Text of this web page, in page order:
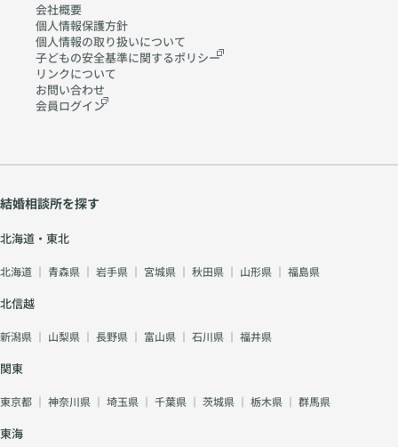
会社概要
個人情報保護方針
個人情報の取り扱いについて
子どもの安全基準に関するポリシー
リンクについて
お問い合わせ
会員ログイン
結婚相談所を探す
北海道・東北
北海道 ｜ 青森県 ｜ 岩手県 ｜ 宮城県 ｜ 秋田県 ｜ 山形県 ｜ 福島県
北信越
新潟県 ｜ 山梨県 ｜ 長野県 ｜ 富山県 ｜ 石川県 ｜ 福井県
関東
東京都 ｜ 神奈川県 ｜ 埼玉県 ｜ 千葉県 ｜ 茨城県 ｜ 栃木県 ｜ 群馬県
東海